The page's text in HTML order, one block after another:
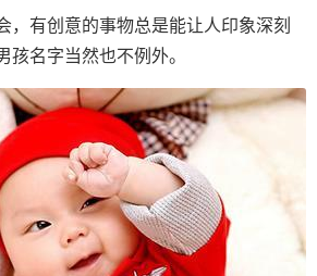
，有创意的事物总是能让人印象深刻
孩名字当然也不例外。